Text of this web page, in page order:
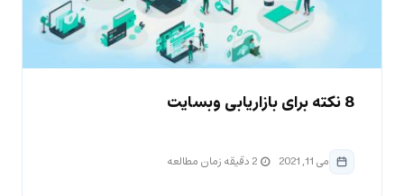
8 نکته برای بازاریابی وبسایت
می 11, 2021 2 دقیقه زمان مطالعه